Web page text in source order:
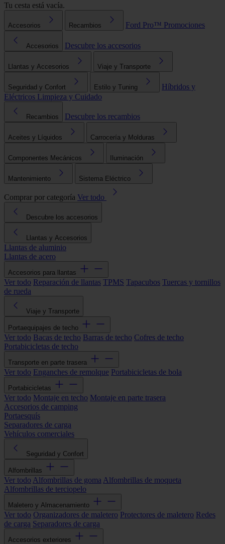
Tu cesta está vacía.
Accesorios Recambios Ford Pro™ Promociones
Accesorios Descubre los accesorios
Llantas y Accesorios Viaje y Transporte
Seguridad y Confort Estilo y Tuning
Híbridos y
Eléctricos Limpieza y Cuidado
Recambios Descubre los recambios
Aceites y Líquidos Carrocería y Molduras
Componentes Mecánicos Iluminación
Mantenimiento Sistema Eléctrico
Comprar por categoría Ver todo
Descubre los accesorios
Llantas y Accesorios
Llantas de aluminio
Llantas de acero
Accesorios para llantas
Ver todo Reparación de llantas TPMS Tapacubos Tuercas y tornillos
de rueda
Viaje y Transporte
Portaequipajes de techo
Ver todo Bacas de techo Barras de techo Cofres de techo
Portabicicletas de techo
Transporte en parte trasera
Ver todo Enganches de remolque Portabicicletas de bola
Portabicicletas
Ver todo Montaje en techo Montaje en parte trasera
Accesorios de camping
Portaesquís
Separadores de carga
Vehículos comerciales
Seguridad y Confort
Alfombrillas
Ver todo Alfombrillas de goma Alfombrillas de moqueta
Alfombrillas de terciopelo
Maletero y Almacenamiento
Ver todo Organizadores de maletero Protectores de maletero Redes
de carga Separadores de carga
Accesorios exteriores